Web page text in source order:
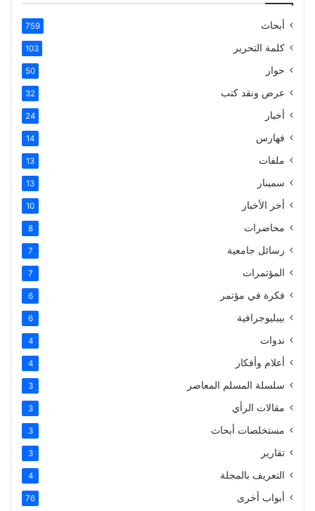
أبحاث 759
كلمة التحرير 103
حوار 50
عرض ونقد كتب 32
أخبار 24
فهارس 14
ملفات 13
سمينار 13
أخر الأخبار 10
محاضرات 8
رسائل جامعية 7
المؤتمرات 7
فكرة في مؤتمر 6
بيبليوجرافية 6
ندوات 4
أعلام وأفكار 4
سلسلة المسلم المعاصر 3
مقالات الرأي 3
مستخلصات أبحاث 3
تقارير 3
التعريف بالمجلة 4
أبواب أخرى 76